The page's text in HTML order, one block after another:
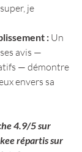
je
: Un
avis —
— démontre
envers sa
4.9/5 sur
répartis sur